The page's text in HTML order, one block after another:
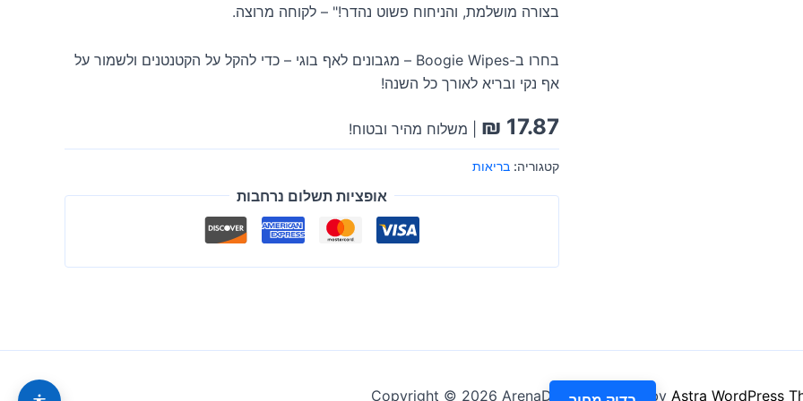
בצורה מושלמת, והניחוח פשוט נהדר!" – לקוחה מרוצה.
בחרו ב-Boogie Wipes – מגבונים לאף בוגי – כדי להקל על הקטנטנים ולשמור על
אף נקי ובריא לאורך כל השנה!
₪ 17.87 | משלוח מהיר ובטוח!
קטגוריה: בריאות
אופציות תשלום נרחבות
Copyright © 2026 ArenaDeal | Powered by Astra WordPress